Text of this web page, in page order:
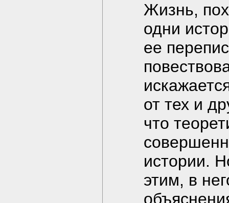
Жизнь,
одни
ее
от тех и
что
истории.
этим, в